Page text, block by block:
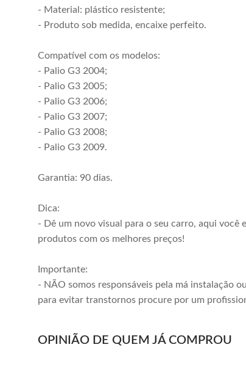
- Material: plástico resistente;
- Produto sob medida, encaixe perfeito.
Compatível com os modelos:
- Palio G3 2004;
- Palio G3 2005;
- Palio G3 2006;
- Palio G3 2007;
- Palio G3 2008;
- Palio G3 2009.
Garantia: 90 dias.
Dica:
- Dê um novo visual para o seu carro, aqui você
produtos com os melhores preços!
Importante:
- NÃO somos responsáveis pela má instalação
para evitar transtornos procure por um
OPINIÃO DE QUEM JÁ COMPROU